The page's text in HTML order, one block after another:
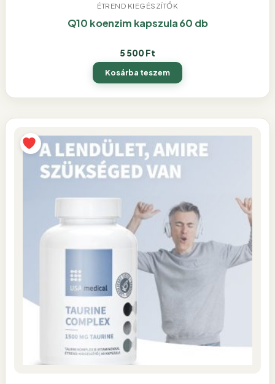
ÉTREND KIEGÉSZÍTŐK
Q10 koenzim kapszula 60 db
5 500 Ft
Kosárba teszem